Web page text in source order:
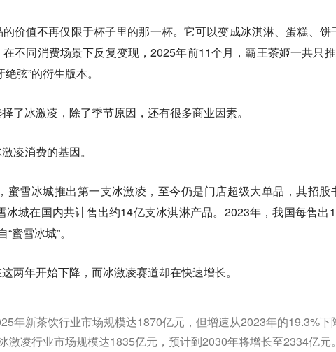
价值不再仅限于杯子里的那一杯。它可以变成冰淇淋、蛋糕、饼
不同消费场景下反复变现，2025年前11个月，霸王茶姬一共只
弦”的衍生版本。
了冰激凌，除了季节原因，还有很多商业因素。
凌消费的基因。
蜜雪冰城推出第一支冰激凌，至今仍是门店超级大单品，其招股
冰城在国内共计售出约14亿支冰淇淋产品。2023年，我国每售出
蜜雪冰城”。
两年开始下降，而冰激凌赛道却在快速增长。
年新茶饮行业市场规模达1870亿元，但增速从2023年的19.3%下
激凌行业市场规模达1835亿元，预计到2030年将增长至2334亿元